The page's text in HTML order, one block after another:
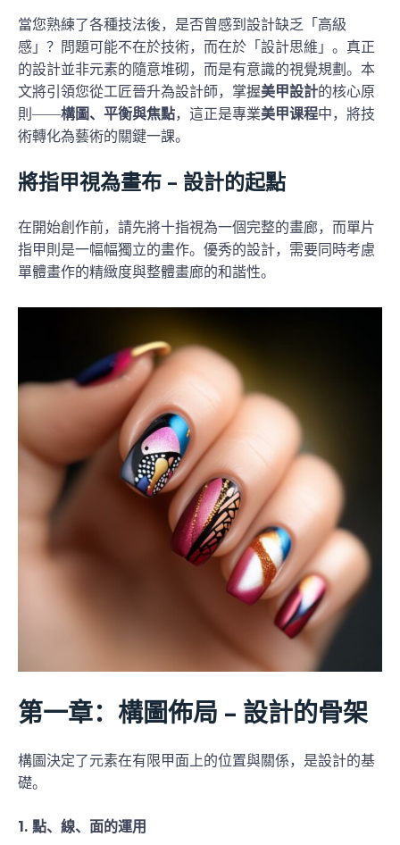
當您熟練了各種技法後，是否曾感到設計缺乏「高級
感」？問題可能不在於技術，而在於「設計思維」。真正
的設計並非元素的隨意堆砌，而是有意識的視覺規劃。本
文將引領您從工匠晉升為設計師，掌握美甲設計的核心原
則——構圖、平衡與焦點，這正是專業美甲课程中，將技
術轉化為藝術的關鍵一課。
將指甲視為畫布 – 設計的起點
在開始創作前，請先將十指視為一個完整的畫廊，而單片
指甲則是一幅幅獨立的畫作。優秀的設計，需要同時考慮
單體畫作的精緻度與整體畫廊的和諧性。
第一章：構圖佈局 – 設計的骨架
構圖決定了元素在有限甲面上的位置與關係，是設計的基
礎。
1. 點、線、面的運用